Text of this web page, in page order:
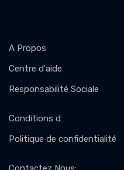
A Propos
Centre d'aide
Responsabilité Sociale
Conditions d
Politique de confidentialité